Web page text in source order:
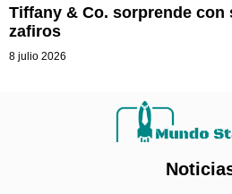
Tiffany & Co. sorprende con
zafiros
8 julio 2026